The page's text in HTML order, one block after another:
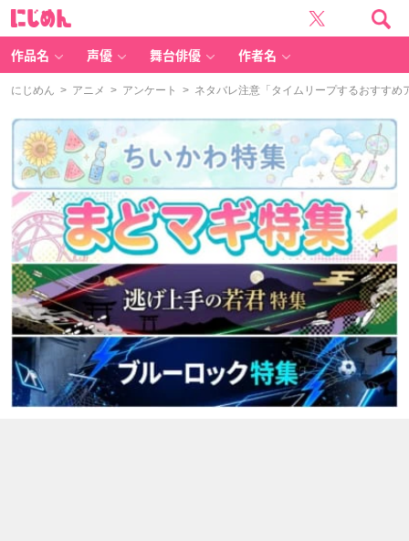
作品名 声優 舞台俳優 作者名
にじめん > アニメ > アンケート > ネタバレ注意「タイムリープするおすすめ